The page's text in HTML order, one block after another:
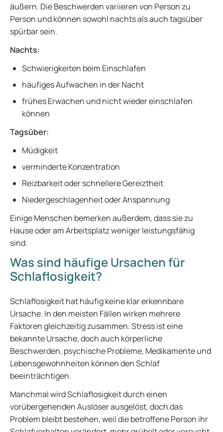
äußern. Die Beschwerden variieren von Person zu
Person und können sowohl nachts als auch tagsüber
spürbar sein.
Nachts:
Schwierigkeiten beim Einschlafen
häufiges Aufwachen in der Nacht
frühes Erwachen und nicht wieder einschlafen
können
Tagsüber:
Müdigkeit
verminderte Konzentration
Reizbarkeit oder schnellere Gereiztheit
Niedergeschlagenheit oder Anspannung
Einige Menschen bemerken außerdem, dass sie zu
Hause oder am Arbeitsplatz weniger leistungsfähig
sind.
Was sind häufige Ursachen für
Schlaflosigkeit?
Schlaflosigkeit hat häufig keine klar erkennbare
Ursache. In den meisten Fällen wirken mehrere
Faktoren gleichzeitig zusammen. Stress ist eine
bekannte Ursache, doch auch körperliche
Beschwerden, psychische Probleme, Medikamente und
Lebensgewohnheiten können den Schlaf
beeinträchtigen.
Manchmal wird Schlaflosigkeit durch einen
vorübergehenden Auslöser ausgelöst, doch das
Problem bleibt bestehen, weil die betroffene Person ihr